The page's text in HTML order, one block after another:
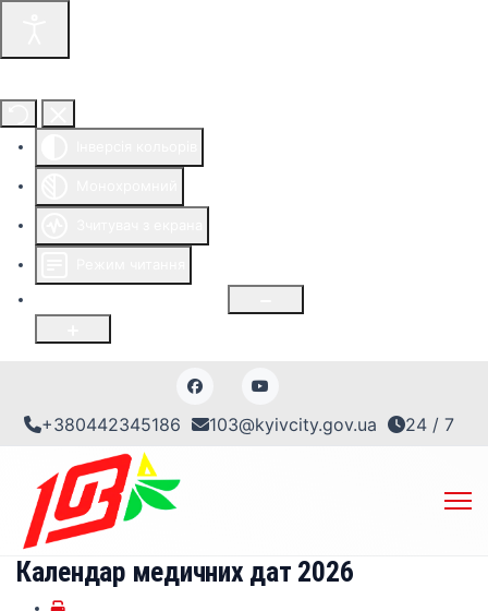
+380442345186 103@kyivcity.gov.ua 24 / 7
Календар медичних дат 2026